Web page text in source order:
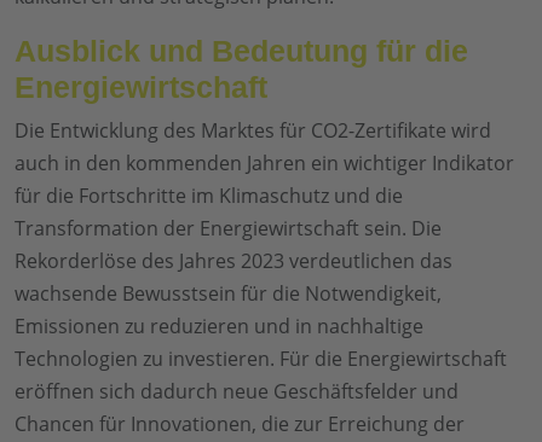
Ausblick und Bedeutung für die
Energiewirtschaft
Die Entwicklung des Marktes für CO2-Zertifikate wird
auch in den kommenden Jahren ein wichtiger Indikator
für die Fortschritte im Klimaschutz und die
Transformation der Energiewirtschaft sein. Die
Rekorderlöse des Jahres 2023 verdeutlichen das
wachsende Bewusstsein für die Notwendigkeit,
Emissionen zu reduzieren und in nachhaltige
Technologien zu investieren. Für die Energiewirtschaft
eröffnen sich dadurch neue Geschäftsfelder und
Chancen für Innovationen, die zur Erreichung der